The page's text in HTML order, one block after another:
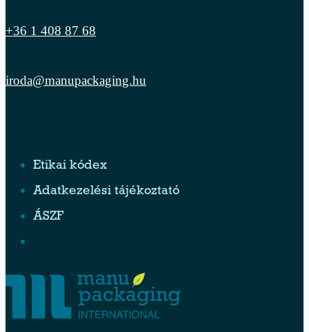
+36 1 408 87 68
iroda@manupackaging.hu
Etikai kódex
Adatkezelési tájékoztató
ÁSZF